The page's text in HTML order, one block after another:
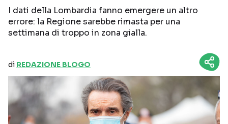
I dati della Lombardia fanno emergere un altro
errore: la Regione sarebbe rimasta per una
settimana di troppo in zona gialla.
di REDAZIONE BLOGO